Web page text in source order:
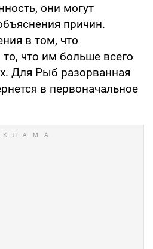
они могут
причин.
в том, что
что им больше всего
Для Рыб разорванная
в первоначальное